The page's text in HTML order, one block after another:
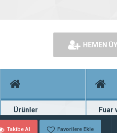
HEMEN
Ürünler
Binlerce firma ürünü
Fuar
Fuar
Takibe Al Favorilere Ekle